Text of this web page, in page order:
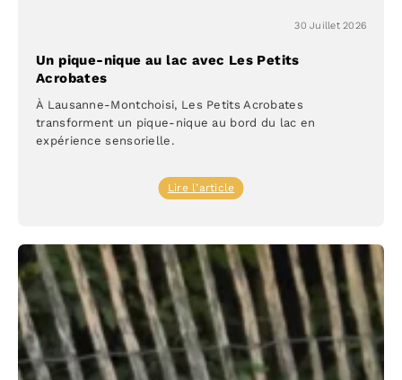
30 Juillet 2026
Un pique-nique au lac avec Les Petits
Acrobates
À Lausanne-Montchoisi, Les Petits Acrobates
transforment un pique-nique au bord du lac en
expérience sensorielle.
Lire l’article:
nique
au
lac
avec
Les
Petits
Acrobates